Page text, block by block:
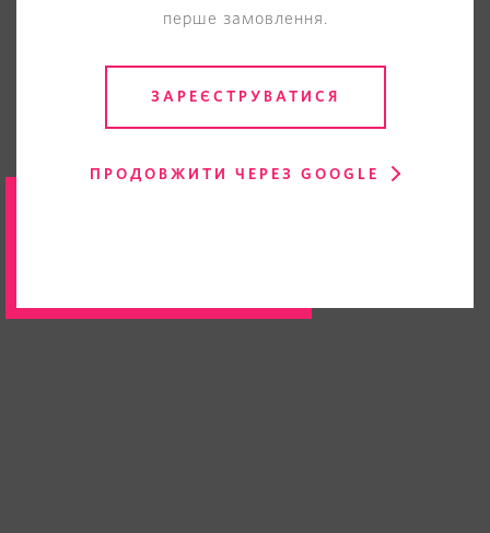
перше замовлення.
ЗАРЕЄСТРУВАТИСЯ
ПРОДОВЖИТИ ЧЕРЕЗ GOOGLE